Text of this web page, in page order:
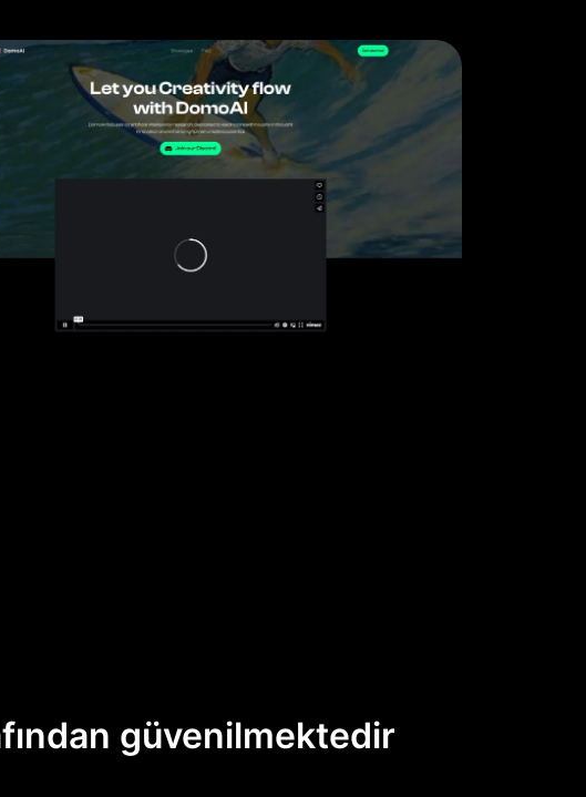
güvenilmektedir